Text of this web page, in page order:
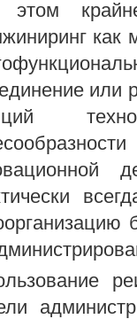
этом
как
или